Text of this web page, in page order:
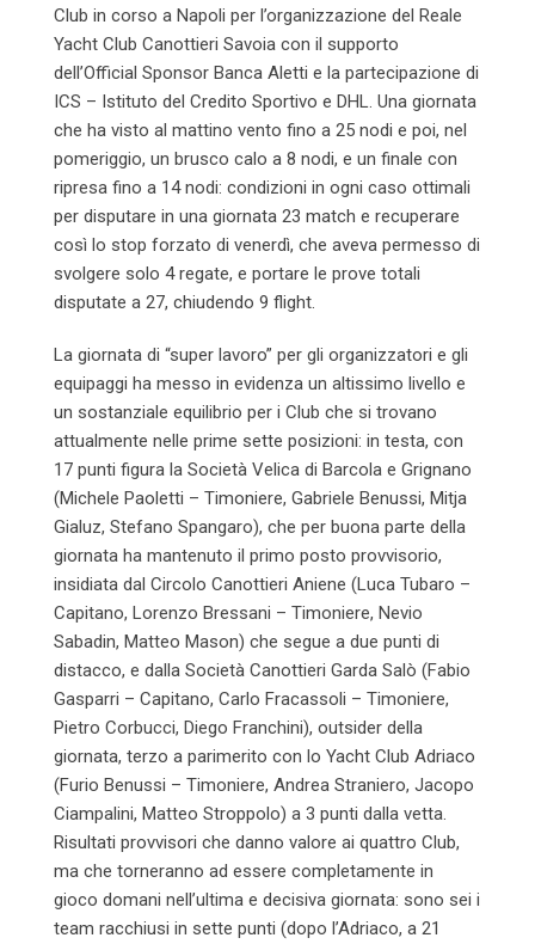
Club in corso a Napoli per l’organizzazione del Reale
Yacht Club Canottieri Savoia con il supporto
dell’Official Sponsor Banca Aletti e la partecipazione di
ICS – Istituto del Credito Sportivo e DHL. Una giornata
che ha visto al mattino vento fino a 25 nodi e poi, nel
pomeriggio, un brusco calo a 8 nodi, e un finale con
ripresa fino a 14 nodi: condizioni in ogni caso ottimali
per disputare in una giornata 23 match e recuperare
così lo stop forzato di venerdì, che aveva permesso di
svolgere solo 4 regate, e portare le prove totali
disputate a 27, chiudendo 9 flight.
La giornata di “super lavoro” per gli organizzatori e gli
equipaggi ha messo in evidenza un altissimo livello e
un sostanziale equilibrio per i Club che si trovano
attualmente nelle prime sette posizioni: in testa, con
17 punti figura la Società Velica di Barcola e Grignano
(Michele Paoletti – Timoniere, Gabriele Benussi, Mitja
Gialuz, Stefano Spangaro), che per buona parte della
giornata ha mantenuto il primo posto provvisorio,
insidiata dal Circolo Canottieri Aniene (Luca Tubaro –
Capitano, Lorenzo Bressani – Timoniere, Nevio
Sabadin, Matteo Mason) che segue a due punti di
distacco, e dalla Società Canottieri Garda Salò (Fabio
Gasparri – Capitano, Carlo Fracassoli – Timoniere,
Pietro Corbucci, Diego Franchini), outsider della
giornata, terzo a parimerito con lo Yacht Club Adriaco
(Furio Benussi – Timoniere, Andrea Straniero, Jacopo
Ciampalini, Matteo Stroppolo) a 3 punti dalla vetta.
Risultati provvisori che danno valore ai quattro Club,
ma che torneranno ad essere completamente in
gioco domani nell’ultima e decisiva giornata: sono sei i
team racchiusi in sette punti (dopo l’Adriaco, a 21